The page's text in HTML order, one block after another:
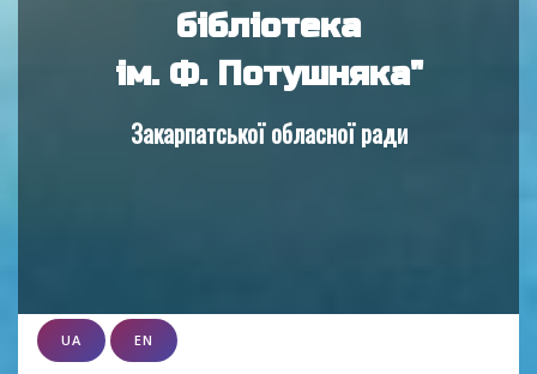
бібліотека
ім. Ф. Потушняка"
Закарпатської обласної ради
UA EN